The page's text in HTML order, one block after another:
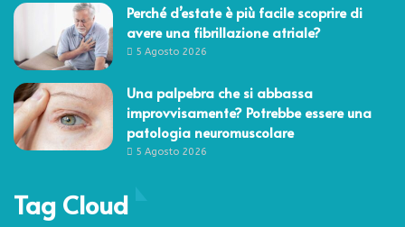
Perché d’estate è più facile scoprire di
avere una fibrillazione atriale?
5 Agosto 2026
Una palpebra che si abbassa
improvvisamente? Potrebbe essere una
patologia neuromuscolare
5 Agosto 2026
Tag Cloud